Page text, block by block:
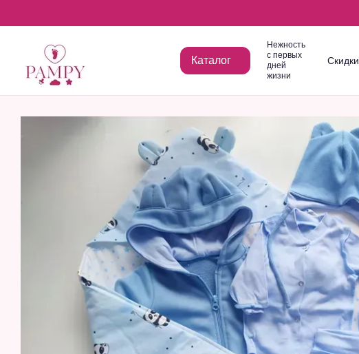
Каталог
Нежность
с первых
дней
жизни
Скидки